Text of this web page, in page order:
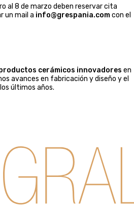
al 8 de marzo deben reservar cita
un mail a info@grespania.comcon el
cerámicos innovadores en
avances en fabricación y diseño y el
últimos años.